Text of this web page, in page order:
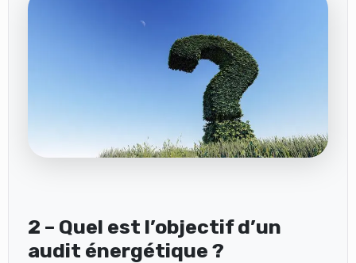
2 – Quel est l’objectif d’un
audit énergétique ?